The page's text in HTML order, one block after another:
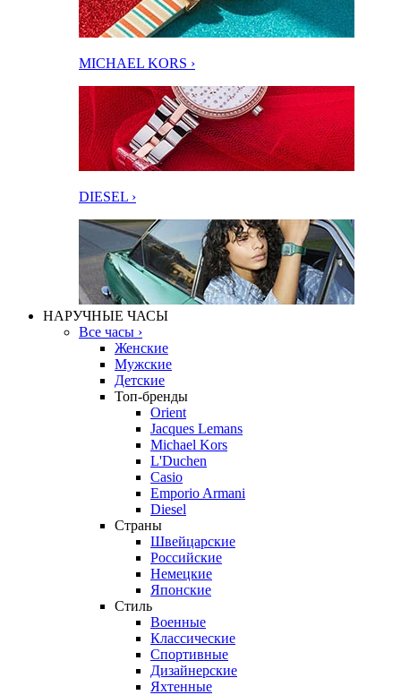
MICHAEL KORS ›
DIESEL ›
НАРУЧНЫЕ ЧАСЫ
Все часы ›
Женские
Мужские
Детские
Топ-бренды
Orient
Jacques Lemans
Michael Kors
L'Duchen
Casio
Emporio Armani
Diesel
Страны
Швейцарские
Российские
Немецкие
Японские
Стиль
Военные
Классические
Спортивные
Дизайнерские
Яхтенные